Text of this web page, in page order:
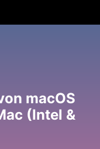
macOS
(Intel &